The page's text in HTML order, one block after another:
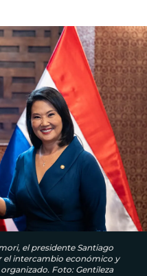
el presidente Santiago
el intercambio económico y
Foto: Gentileza